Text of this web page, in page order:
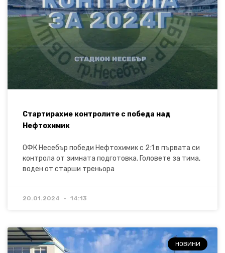
Стартирахме контролите с победа над
Нефтохимик
ОФК Несебър победи Нефтохимик с 2:1 в първата си
контрола от зимната подготовка. Головете за тима,
воден от старши треньора
20.01.2024 14:13
НОВИНИ